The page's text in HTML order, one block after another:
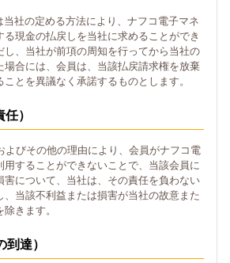
社の定める方法により、ナフコ電子マネ
る現金の払戻しを当社に求めることができ
し、当社が前項の周知を行ってから当社の
場合には、会員は、当該払戻請求権を放棄
とを異議なく承諾するものとします。
）
よびその他の理由により、会員がナフコ電
用することができないことで、当該会員に
害について、当社は、その責任を負わない
、当該不利益または損害が当社の故意また
きます。
達）